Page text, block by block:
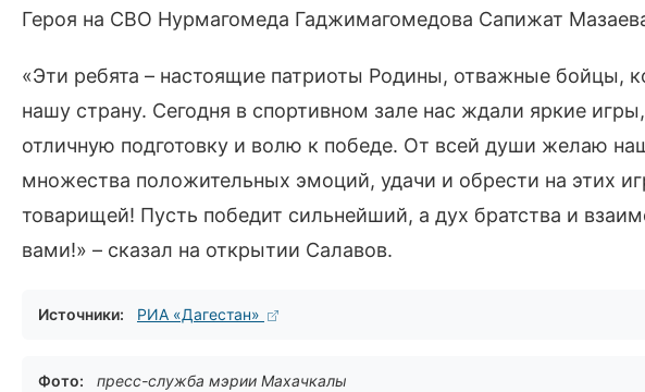
Героя на СВО Нурмагомеда Гаджимагомедова Сапижат
«Эти ребята – настоящие патриоты Родины, отважные бойцы,
нашу страну. Сегодня в спортивном зале нас ждали яркие
отличную подготовку и волю к победе. От всей души желаю
множества положительных эмоций, удачи и обрести на этих
товарищей! Пусть победит сильнейший, а дух братства и
вами!» – сказал на открытии Салавов.
Источники: РИА «Дагестан»
Фото: пресс-служба мэрии Махачкалы